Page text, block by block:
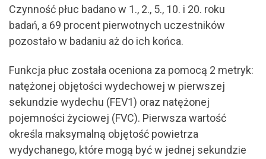
Czynność płuc badano w 1., 2., 5., 10. i 20. roku
badań, a 69 procent pierwotnych uczestników
pozostało w badaniu aż do ich końca.
Funkcja płuc została oceniona za pomocą 2 metryk:
natężonej objętości wydechowej w pierwszej
sekundzie wydechu (FEV1) oraz natężonej
pojemności życiowej (FVC). Pierwsza wartość
określa maksymalną objętość powietrza
wydychanego, które mogą być w jednej sekundzie